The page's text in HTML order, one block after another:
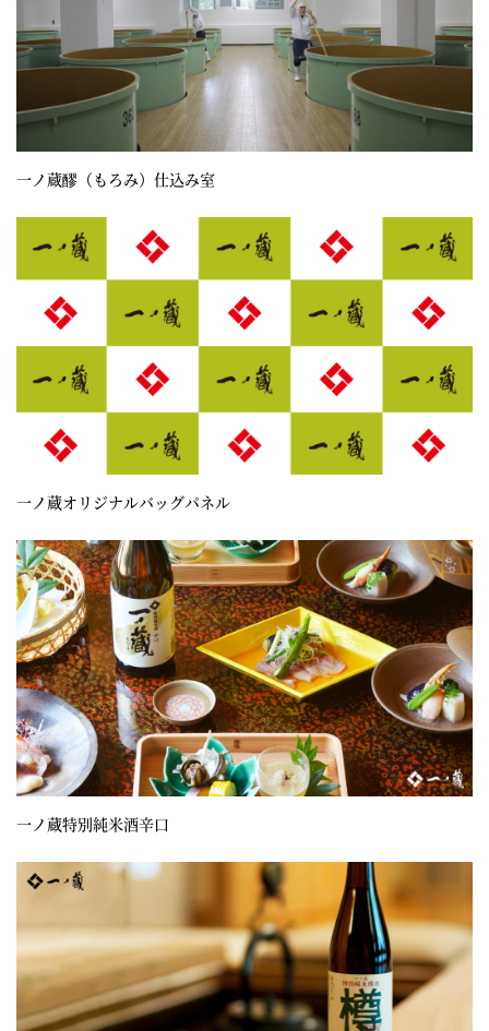
一ノ蔵醪（もろみ）仕込み室
一ノ蔵オリジナルバッグパネル
一ノ蔵特別純米酒辛口